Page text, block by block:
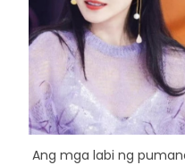
Ang mga labi ng